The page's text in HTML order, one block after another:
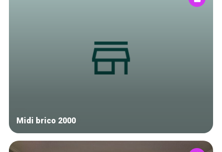
Midi brico 2000